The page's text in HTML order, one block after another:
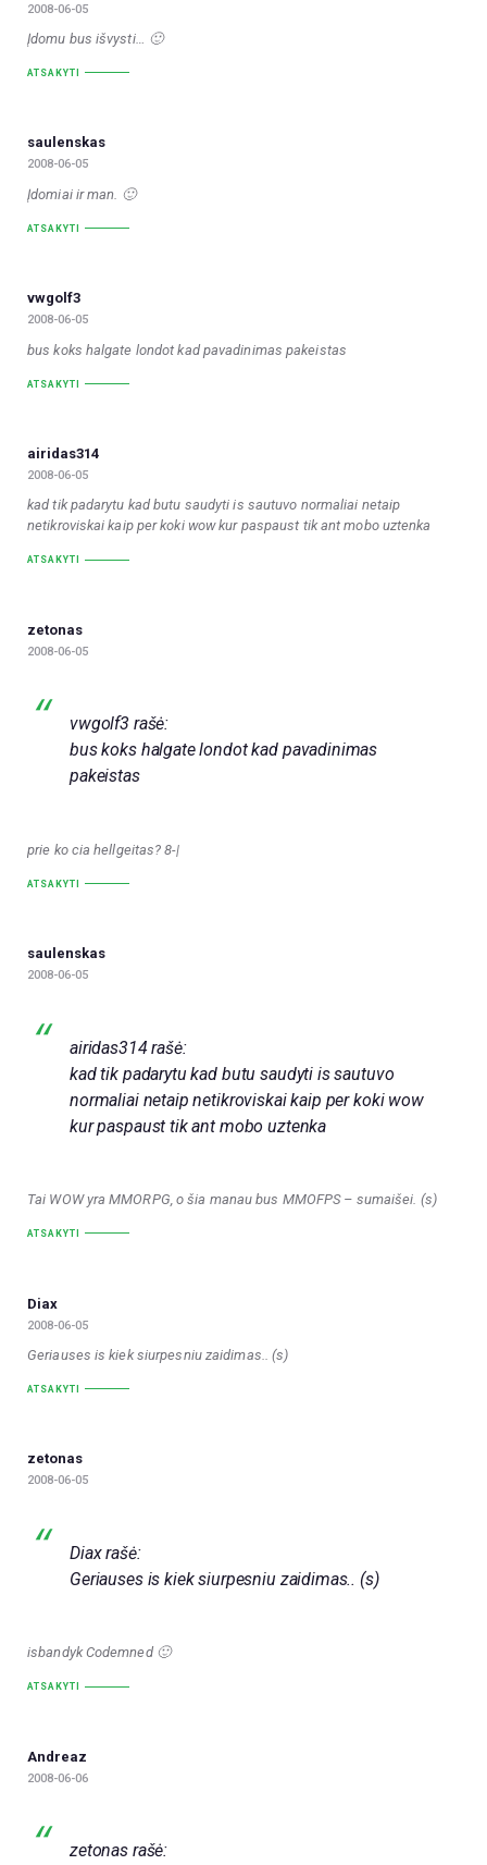
2008-06-05
Įdomu bus išvysti… 🙂
ATSAKYTI
saulenskas
2008-06-05
Įdomiai ir man. 🙂
ATSAKYTI
vwgolf3
2008-06-05
bus koks halgate londot kad pavadinimas pakeistas
ATSAKYTI
airidas314
2008-06-05
kad tik padarytu kad butu saudyti is sautuvo normaliai netaip
netikroviskai kaip per koki wow kur paspaust tik ant mobo uztenka
ATSAKYTI
zetonas
2008-06-05
vwgolf3 rašė:
bus koks halgate londot kad pavadinimas
pakeistas
prie ko cia hellgeitas? 8-|
ATSAKYTI
saulenskas
2008-06-05
airidas314 rašė:
kad tik padarytu kad butu saudyti is sautuvo
normaliai netaip netikroviskai kaip per koki wow
kur paspaust tik ant mobo uztenka
Tai WOW yra MMORPG, o šia manau bus MMOFPS – sumaišei. (s)
ATSAKYTI
Diax
2008-06-05
Geriauses is kiek siurpesniu zaidimas.. (s)
ATSAKYTI
zetonas
2008-06-05
Diax rašė:
Geriauses is kiek siurpesniu zaidimas.. (s)
isbandyk Codemned 🙂
ATSAKYTI
Andreaz
2008-06-06
zetonas rašė: